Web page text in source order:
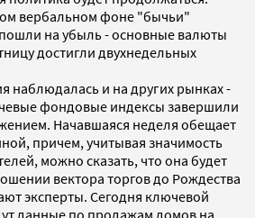
вербальном фоне "бычьи"
на убыль - основные валюты
достигли двухнедельных
наблюдалась и на других рынках -
фондовые индексы завершили
Начавшаяся неделя обещает
причем, учитывая значимость
можно сказать, что она будет
вектора торгов до Рождества
эксперты. Сегодня ключевой
данные по продажам домов на